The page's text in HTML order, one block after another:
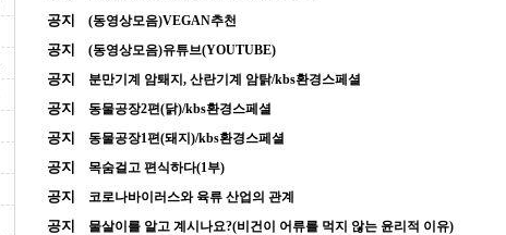
공지 (동영상모음)VEGAN추천
공지 (동영상모음)유튜브(YOUTUBE)
공지 분만기계 암퇘지, 산란기계 암탉/kbs환경스페셜
공지 동물공장2편(닭)/kbs환경스페셜
공지 동물공장1편(돼지)/kbs환경스페셜
공지 목숨걸고 편식하다(1부)
공지 코로나바이러스와 육류 산업의 관계
공지 물살이를 알고 계시나요?(비건이 어류를 먹지 않는 윤리적 이유)